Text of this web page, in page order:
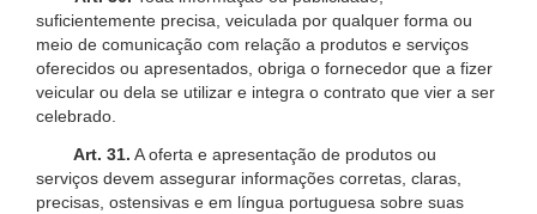
suficientemente precisa, veiculada por qualquer forma ou
meio de comunicação com relação a produtos e serviços
oferecidos ou apresentados, obriga o fornecedor que a fizer
veicular ou dela se utilizar e integra o contrato que vier a ser
celebrado.
Art. 31. A oferta e apresentação de produtos ou
serviços devem assegurar informações corretas, claras,
precisas, ostensivas e em língua portuguesa sobre suas